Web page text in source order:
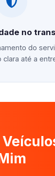
no
do
clara até a